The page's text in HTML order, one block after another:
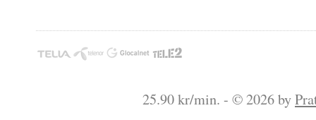
25.90 kr/min. - © 2026 by